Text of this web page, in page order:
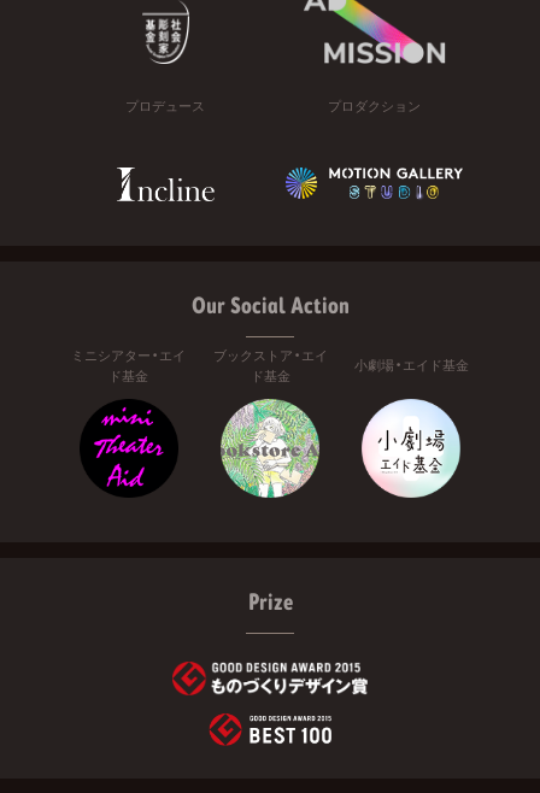
プロデュース プロダクション
Our Social Action
ミニシアター・エイ
ド基金
ブックストア・エイ
ド基金
小劇場・エイド基金
Prize